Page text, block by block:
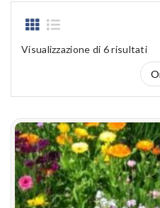
Visualizzazione di 6 risultati